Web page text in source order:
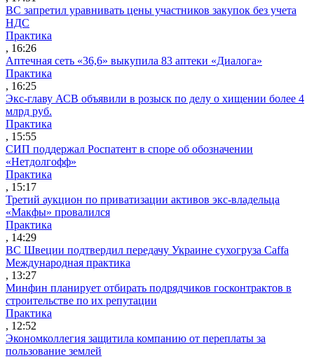
ВС запретил уравнивать цены участников закупок без учета
НДС
Практика
, 16:26
Аптечная сеть «36,6» выкупила 83 аптеки «Диалога»
Практика
, 16:25
Экс-главу АСВ объявили в розыск по делу о хищении более 4
млрд руб.
Практика
, 15:55
СИП поддержал Роспатент в споре об обозначении
«Нетдолгофф»
Практика
, 15:17
Третий аукцион по приватизации активов экс-владельца
«Макфы» провалился
Практика
, 14:29
ВС Швеции подтвердил передачу Украине сухогруза Caffa
Международная практика
, 13:27
Минфин планирует отбирать подрядчиков госконтрактов в
строительстве по их репутации
Практика
, 12:52
Экономколлегия защитила компанию от переплаты за
пользование землей